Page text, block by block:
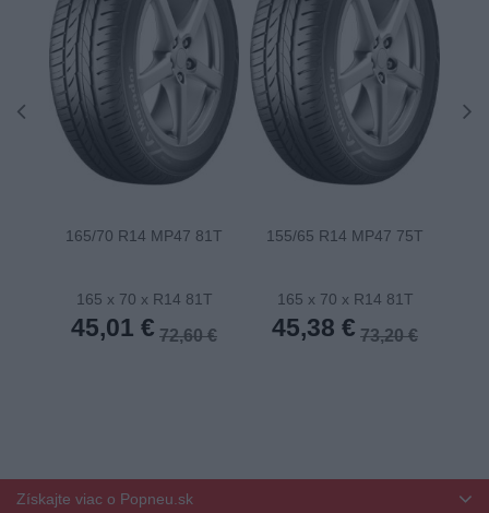
165/70 R14 MP47 81T
165 x 70 x R14 81T
45,01 € 72,60 €
155/65 R14 MP47 75T
165 x 70 x R14 81T
45,38 € 73,20 €
Získajte viac o Popneu.sk